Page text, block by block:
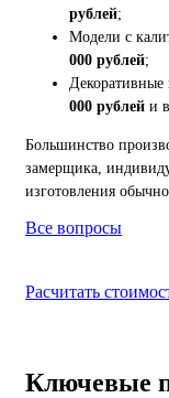
рублей;
Модели с
000 рублей;
000 рублей и
Большинство
замерщика,
изготовления
Все вопросы
Расчитать
Ключевые